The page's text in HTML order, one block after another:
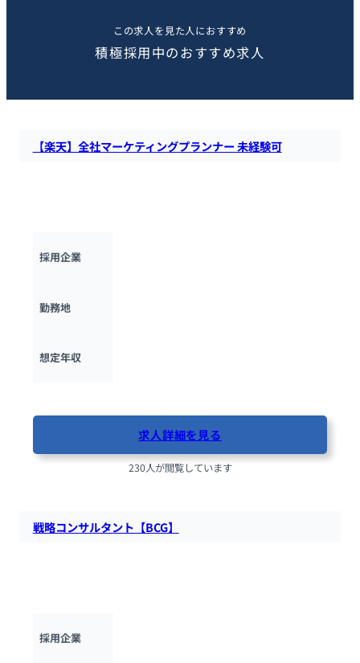
この求人を見た人におすすめ
積極採用中のおすすめ求人
【楽天】全社マーケティングプランナー 未経験可
採用企業
勤務地
想定年収
求人詳細を見る
230人が閲覧しています
戦略コンサルタント【BCG】
採用企業